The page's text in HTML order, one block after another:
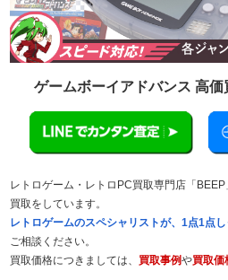
ゲームボーイアドバンス 高
レトロゲーム・レトロPC買取専門店「
買取をしています。
レトロゲームのスペシャリストが、1点1点
ご相談ください。
買取価格につきましては、 買取事例や買取価